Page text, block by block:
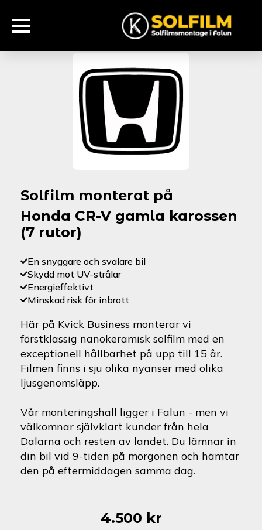
Solfilm monterat på
Honda CR-V gamla karossen
(7 rutor)
En snyggare och svalare bil
Skydd mot UV-strålar
Energieffektivt
Minskad risk för inbrott
Här på Kvick Business monterar vi
förstklassig nanokeramisk solfilm med en
exceptionell hållbarhet på upp till 15 år.
Filmen finns i sju olika nyanser med olika
ljusgenomsläpp.
Vår monteringshall ligger i Falun - men vi
välkomnar självklart kunder från hela
Dalarna och resten av landet. Du lämnar in
din bil vid 9-tiden på morgonen och hämtar
den på eftermiddagen samma dag.
4.500 kr